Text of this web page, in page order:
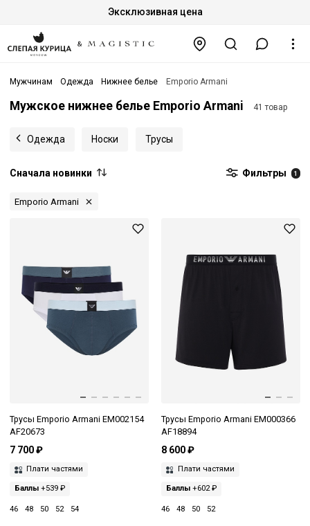
Эксклюзивная цена
Мужчинам Одежда Нижнее белье Emporio Armani
Мужское нижнее белье Emporio Armani 41 товар
Одежда Носки Трусы
Сначала новинки Фильтры 1
Emporio Armani
Трусы Emporio Armani EM002154
AF20673
7 700 ₽
Плати частями
Баллы +539 ₽
46 48 50 52 54
Трусы Emporio Armani EM000366
AF18894
8 600 ₽
Плати частями
Баллы+602 ₽
46 48 50 52